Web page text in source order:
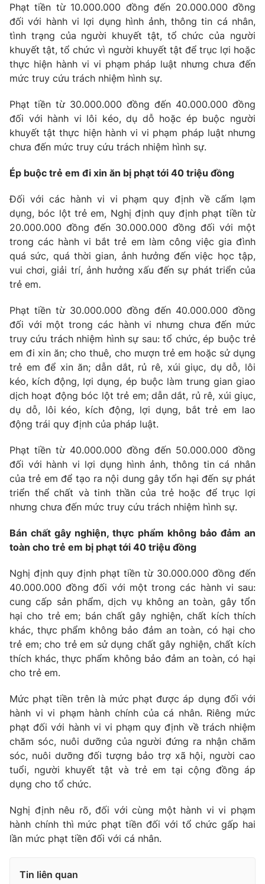
Phạt tiền từ 10.000.000 đồng đến 20.000.000 đồng
đối với hành vi lợi dụng hình ảnh, thông tin cá nhân,
tình trạng của người khuyết tật, tổ chức của người
khuyết tật, tổ chức vì người khuyết tật để trục lợi hoặc
thực hiện hành vi vi phạm pháp luật nhưng chưa đến
mức truy cứu trách nhiệm hình sự.
Phạt tiền từ 30.000.000 đồng đến 40.000.000 đồng
đối với hành vi lôi kéo, dụ dỗ hoặc ép buộc người
khuyết tật thực hiện hành vi vi phạm pháp luật nhưng
chưa đến mức truy cứu trách nhiệm hình sự.
Ép buộc trẻ em đi xin ăn bị phạt tới 40 triệu đồng
Đối với các hành vi vi phạm quy định về cấm lạm
dụng, bóc lột trẻ em, Nghị định quy định phạt tiền từ
20.000.000 đồng đến 30.000.000 đồng đối với một
trong các hành vi bắt trẻ em làm công việc gia đình
quá sức, quá thời gian, ảnh hưởng đến việc học tập,
vui chơi, giải trí, ảnh hưởng xấu đến sự phát triển của
trẻ em.
Phạt tiền từ 30.000.000 đồng đến 40.000.000 đồng
đối với một trong các hành vi nhưng chưa đến mức
truy cứu trách nhiệm hình sự sau: tổ chức, ép buộc trẻ
em đi xin ăn; cho thuê, cho mượn trẻ em hoặc sử dụng
trẻ em để xin ăn; dẫn dắt, rủ rê, xúi giục, dụ dỗ, lôi
kéo, kích động, lợi dụng, ép buộc làm trung gian giao
dịch hoạt động bóc lột trẻ em; dẫn dắt, rủ rê, xúi giục,
dụ dỗ, lôi kéo, kích động, lợi dụng, bắt trẻ em lao
động trái quy định của pháp luật.
Phạt tiền từ 40.000.000 đồng đến 50.000.000 đồng
đối với hành vi lợi dụng hình ảnh, thông tin cá nhân
của trẻ em để tạo ra nội dung gây tổn hại đến sự phát
triển thể chất và tinh thần của trẻ hoặc để trục lợi
nhưng chưa đến mức truy cứu trách nhiệm hình sự.
Bán chất gây nghiện, thực phẩm không bảo đảm an
toàn cho trẻ em bị phạt tới 40 triệu đồng
Nghị định quy định phạt tiền từ 30.000.000 đồng đến
40.000.000 đồng đối với một trong các hành vi sau:
cung cấp sản phẩm, dịch vụ không an toàn, gây tổn
hại cho trẻ em; bán chất gây nghiện, chất kích thích
khác, thực phẩm không bảo đảm an toàn, có hại cho
trẻ em; cho trẻ em sử dụng chất gây nghiện, chất kích
thích khác, thực phẩm không bảo đảm an toàn, có hại
cho trẻ em.
Mức phạt tiền trên là mức phạt được áp dụng đối với
hành vi vi phạm hành chính của cá nhân. Riêng mức
phạt đối với hành vi vi phạm quy định về trách nhiệm
chăm sóc, nuôi dưỡng của người đứng ra nhận chăm
sóc, nuôi dưỡng đối tượng bảo trợ xã hội, người cao
tuổi, người khuyết tật và trẻ em tại cộng đồng áp
dụng cho tổ chức.
Nghị định nêu rõ, đối với cùng một hành vi vi phạm
hành chính thì mức phạt tiền đối với tổ chức gấp hai
lần mức phạt tiền đối với cá nhân.
Tin liên quan